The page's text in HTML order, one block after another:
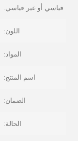
قياسي أو غير قياسي:
اللون:
المواد:
اسم المنتج:
الضمان:
الحالة: